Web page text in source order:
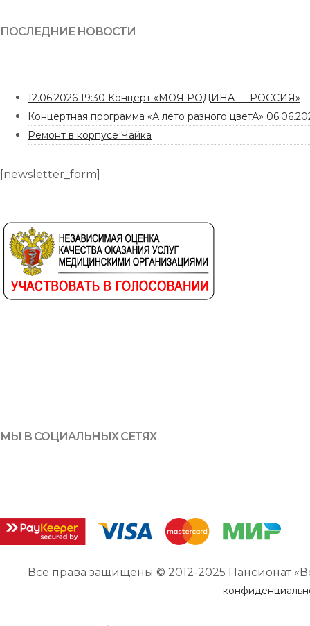
ПОСЛЕДНИЕ НОВОСТИ
12.06.2026 19:30 Концерт «МОЯ РОДИНА — РОССИЯ»
Концертная программа «А лето разного цветА»
Ремонт в корпусе Чайка
[newsletter_form]
МЫ В СОЦИАЛЬНЫХ СЕТЯХ
Все права защищены © 2012-2025 Пансионат